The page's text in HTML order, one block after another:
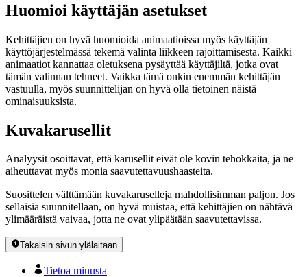
Huomioi käyttäjän asetukset
Kehittäjien on hyvä huomioida animaatioissa myös käyttäjän
käyttöjärjestelmässä tekemä valinta liikkeen rajoittamisesta. Kaikki
animaatiot kannattaa oletuksena pysäyttää käyttäjiltä, jotka ovat
tämän valinnan tehneet. Vaikka tämä onkin enemmän kehittäjän
vastuulla, myös suunnittelijan on hyvä olla tietoinen näistä
ominaisuuksista.
Kuvakarusellit
Analyysit osoittavat, että karusellit eivät ole kovin tehokkaita, ja ne
aiheuttavat myös monia saavutettavuushaasteita.
Suosittelen välttämään kuvakaruselleja mahdollisimman paljon. Jos
sellaisia suunnitellaan, on hyvä muistaa, että kehittäjien on nähtävä
ylimääräistä vaivaa, jotta ne ovat ylipäätään saavutettavissa.
Takaisin sivun ylälaitaan
Tietoa minusta